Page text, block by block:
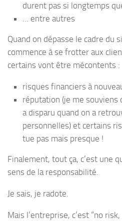
durent pas si longtemps
… entre autres
Quand on dépasse le cadre du
commence à se frotter aux
certains vont être mécontents :
risques financiers à
réputation (je me souviens
a disparu quand on a
personnelles) et certains
tue pas mais presque !
Finalement, tout ça, c’est une
sens de la responsabilité.
Je sais, je radote.
Mais l’entreprise, c’est “no risk,